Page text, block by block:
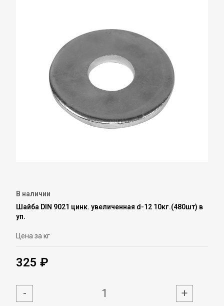
В наличии
Шайба DIN 9021 цинк. увеличенная d-12 10кг.(480шт) в
уп.
Цена за кг
325 ₽
- +